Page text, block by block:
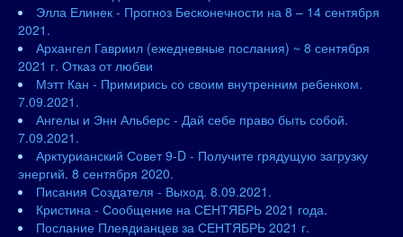
Элла Елинек - Прогноз Бесконечности на 8 – 14 сентября
2021.
Архангел Гавриил (ежедневные послания) ~ 8 сентября
2021 г. Отказ от любви
Мэтт Кан - Примирись со своим внутренним ребенком.
7.09.2021.
Ангелы и Энн Альберс - Дай себе право быть собой.
7.09.2021.
Арктурианский Совет 9-D - Получите грядущую загрузку
энергий. 8 сентября 2020.
Писания Создателя - Выход. 8.09.2021.
Кристина - Сообщение на СЕНТЯБРЬ 2021 года.
Послание Плеядианцев за СЕНТЯБРЬ 2021 г.